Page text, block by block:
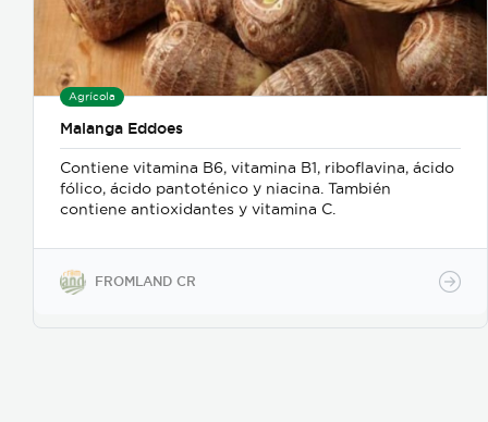
Agrícola
Malanga Eddoes
Contiene vitamina B6, vitamina B1, riboflavina, ácido
fólico, ácido pantoténico y niacina. También
contiene antioxidantes y vitamina C.
FROMLAND CR